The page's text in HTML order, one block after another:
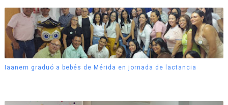
Iaanem graduó a bebés de Mérida en jornada de lactancia